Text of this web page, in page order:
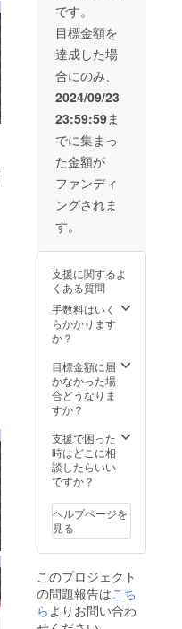
ます。
です。
目標金額を
達成した場
合にのみ、
2024/09/23
23:59:59ま
でに集まっ
た金額が
ファンディ
ングされま
す。
支援に関するよ
くある質問
手数料はいく
らかかります
か？
目標金額に届
かなかった場
合どうなりま
すか？
支援で困った
時はどこに相
談したらいい
ですか？
ヘルプページを
見る
このプロジェクト
の問題報告はこち
ら よりお問い合わ